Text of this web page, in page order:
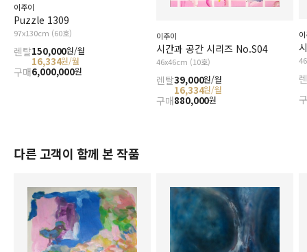
이주이
Puzzle 1309
97x130cm (60호)
렌탈150,000원/월
16,334원/월
구매6,000,000원
이주이
시간과 공간 시리즈 No.S04
46x46cm (10호)
렌탈39,000원/월
16,334원/월
구매880,000원
다른 고객이 함께 본 작품